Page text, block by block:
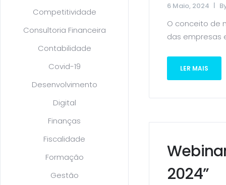
Competitividade
Consultoria Financeira
Contabilidade
Covid-19
Desenvolvimento
Digital
Finanças
Fiscalidade
Formação
Gestão
6 Maio, 2024
O conceito de
das empresas
LER MAIS
2024”